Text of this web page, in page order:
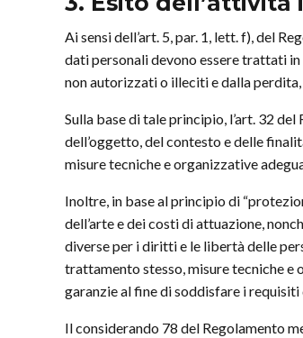
Ai sensi dell’art. 5, par. 1, lett. f), del
dati personali devono essere trattati
non autorizzati o illeciti e dalla
Sulla base di tale principio, l’art. 32
dell’oggetto, del contesto e delle
misure tecniche e organizzative
Inoltre, in base al principio di
dell’arte e dei costi di attuazione,
diverse per i diritti e le libertà delle
trattamento stesso, misure tecniche e
garanzie al fine di soddisfare i
Il considerando 78 del Regolamento